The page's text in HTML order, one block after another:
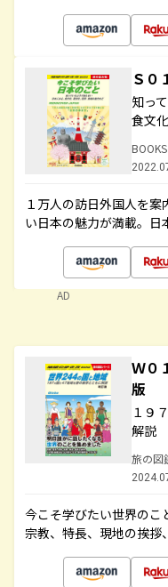
Ｓ０
知っ
食文
１万人の訪日外国人を
い日本の魅力が満載。日
AD
Ｗ０
版
１９
解説
旅の図
今こそ学びたい世界のこ
宗教、特長、現地の挨拶